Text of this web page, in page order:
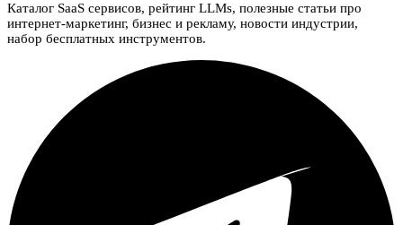
Каталог SaaS сервисов, рейтинг LLMs, полезные статьи про
интернет-маркетинг, бизнес и рекламу, новости индустрии,
набор бесплатных инструментов.